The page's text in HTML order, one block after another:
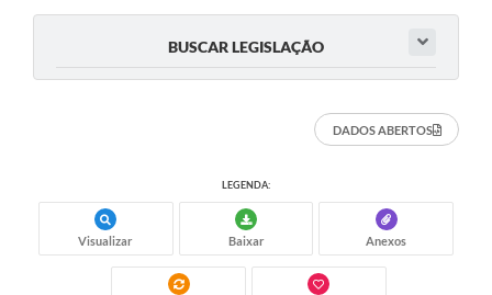
BUSCAR LEGISLAÇÃO
DADOS ABERTOS
LEGENDA:
Visualizar Baixar Anexos